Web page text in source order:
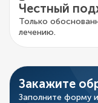
Честный
Только
лечению.
Закажите
Заполните форму